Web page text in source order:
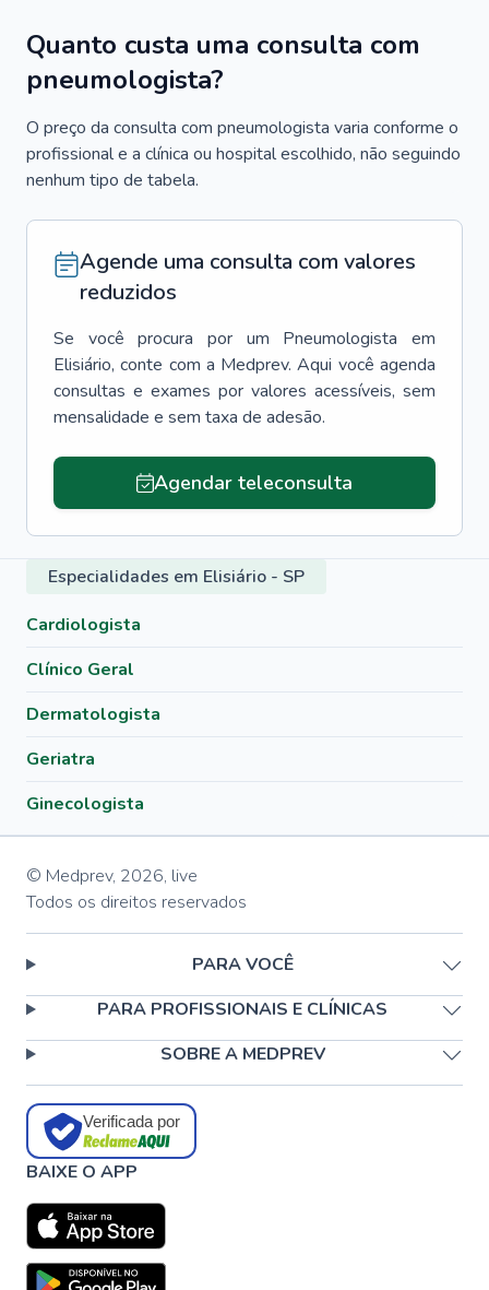
Quanto custa uma consulta com
pneumologista?
O preço da consulta com pneumologista varia conforme o
profissional e a clínica ou hospital escolhido, não seguindo
nenhum tipo de tabela.
Agende uma consulta com valores
reduzidos
Se você procura por um Pneumologista
em
Elisiário, conte com a Medprev. Aqui você agenda
consultas e exames por valores acessíveis, sem
mensalidade e sem taxa de adesão.
Agendar teleconsulta
Especialidades em Elisiário - SP
Cardiologista
Clínico Geral
Dermatologista
Geriatra
Ginecologista
© Medprev, 2026, live
Todos os direitos reservados
PARA VOCÊ
PARA PROFISSIONAIS E CLÍNICAS
SOBRE A MEDPREV
Verificada por
BAIXE O APP